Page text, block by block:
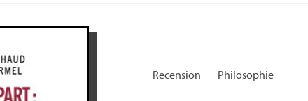
Recension Philosophie